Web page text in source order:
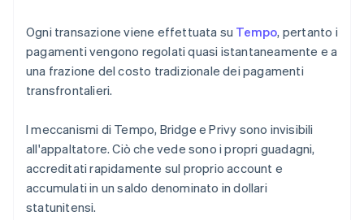
Ogni transazione viene effettuata su Tempo, pertanto i
pagamenti vengono regolati quasi istantaneamente e a
una frazione del costo tradizionale dei pagamenti
transfrontalieri.
I meccanismi di Tempo, Bridge e Privy sono invisibili
all'appaltatore. Ciò che vede sono i propri guadagni,
accreditati rapidamente sul proprio account e
accumulati in un saldo denominato in dollari
statunitensi.
Lussemburgo
Français Deutsch English
Malaysia
English简体中文
English
Messico
EspañolEnglish
Norvegia
English
Nuova Zelanda